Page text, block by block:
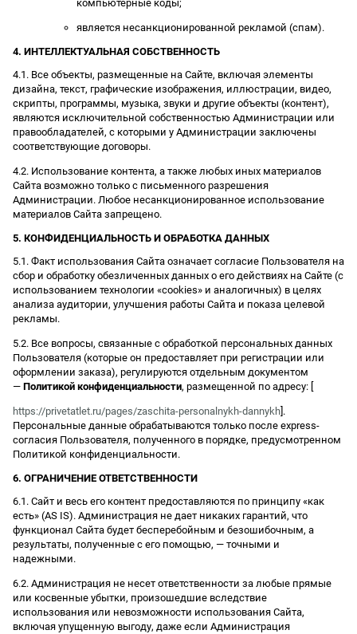
компьютерные коды;
является несанкционированной рекламой (спам).
4. ИНТЕЛЛЕКТУАЛЬНАЯ СОБСТВЕННОСТЬ
4.1. Все объекты, размещенные на Сайте, включая элементы
дизайна, текст, графические изображения, иллюстрации, видео,
скрипты, программы, музыка, звуки и другие объекты (контент),
являются исключительной собственностью Администрации или
правообладателей, с которыми у Администрации заключены
соответствующие договоры.
4.2. Использование контента, а также любых иных материалов
Сайта возможно только с письменного разрешения
Администрации. Любое несанкционированное использование
материалов Сайта запрещено.
5. КОНФИДЕНЦИАЛЬНОСТЬ И ОБРАБОТКА ДАННЫХ
5.1. Факт использования Сайта означает согласие Пользователя на
сбор и обработку обезличенных данных о его действиях на Сайте (с
использованием технологии «cookies» и аналогичных) в целях
анализа аудитории, улучшения работы Сайта и показа целевой
рекламы.
5.2. Все вопросы, связанные с обработкой персональных данных
Пользователя (которые он предоставляет при регистрации или
оформлении заказа), регулируются отдельным документом
— Политикой конфиденциальности, размещенной по адресу: [
https://privetatlet.ru/pages/zaschita-personalnykh-dannykh ].
Персональные данные обрабатываются только после express-
согласия Пользователя, полученного в порядке, предусмотренном
Политикой конфиденциальности.
6. ОГРАНИЧЕНИЕ ОТВЕТСТВЕННОСТИ
6.1. Сайт и весь его контент предоставляются по принципу «как
есть» (AS IS). Администрация не дает никаких гарантий, что
функционал Сайта будет бесперебойным и безошибочным, а
результаты, полученные с его помощью, — точными и
надежными.
6.2. Администрация не несет ответственности за любые прямые
или косвенные убытки, произошедшие вследствие
использования или невозможности использования Сайта,
включая упущенную выгоду, даже если Администрация